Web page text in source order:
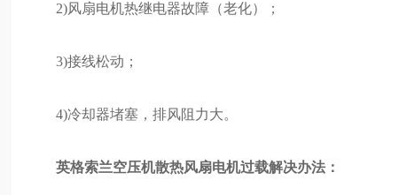
2)风扇电机热继电器故障（老化）；
3)接线松动；
4)冷却器堵塞，排风阻力大。
英格索兰空压机散热风扇电机过载解决办法：